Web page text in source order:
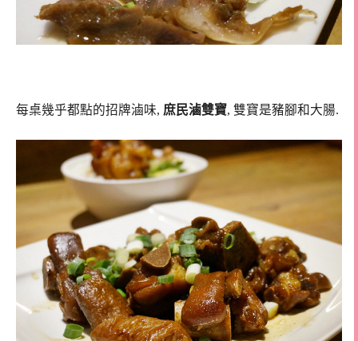
每桌幾乎都點的招牌滷味, 庶民滷雙寶, 雙寶是豬腳和大腸.